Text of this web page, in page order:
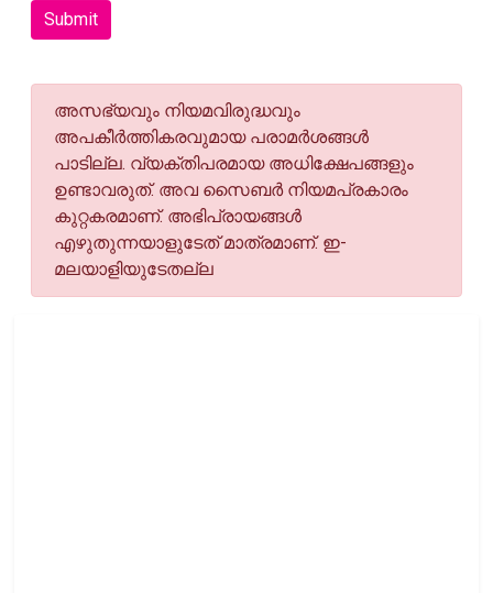
Submit
അസഭ്യവും നിയമവിരുദ്ധവും
അപകീര്‍ത്തികരവുമായ പരാമര്‍ശങ്ങള്‍
പാടില്ല. വ്യക്തിപരമായ അധിക്ഷേപങ്ങളും
ഉണ്ടാവരുത്. അവ സൈബര്‍ നിയമപ്രകാരം
കുറ്റകരമാണ്. അഭിപ്രായങ്ങള്‍
എഴുതുന്നയാളുടേത് മാത്രമാണ്. ഇ-
മലയാളിയുടേതല്ല